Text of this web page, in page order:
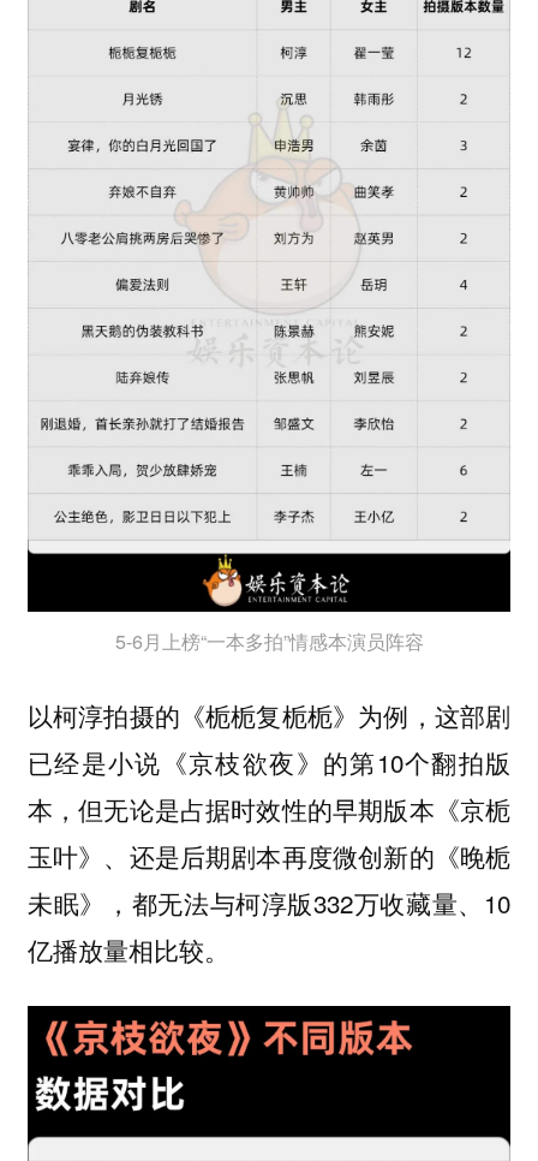
5-6月上榜“一本多拍”情感本演员阵容
以柯淳拍摄的《栀栀复栀栀》为例，这部剧
已经是小说《京枝欲夜》的第10个翻拍版
本，但无论是占据时效性的早期版本《京栀
玉叶》、还是后期剧本再度微创新的《晚栀
未眠》，都无法与柯淳版332万收藏量、10
亿播放量相比较。